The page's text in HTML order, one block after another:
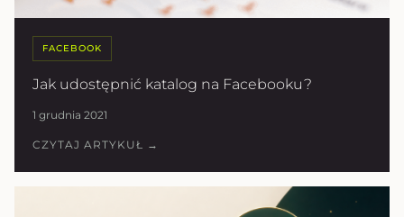
FACEBOOK
Jak udostępnić katalog na Facebooku?
1 grudnia 2021
CZYTAJ ARTYKUŁ →